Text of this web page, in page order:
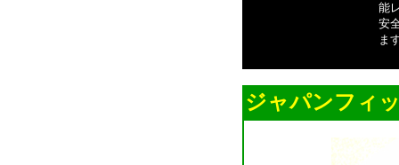
能
安
ま
ジャパンフィ